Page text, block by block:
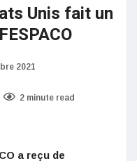
Unis fait un
2021
2 minute read
a reçu de